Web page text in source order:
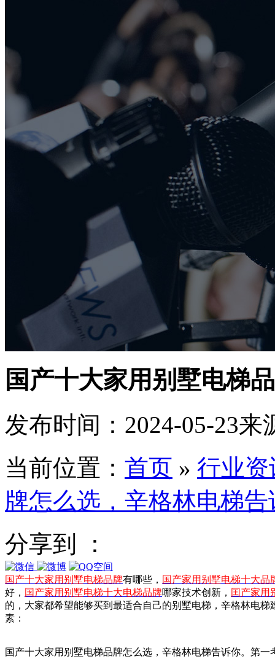
国产十大家用别墅电梯
发布时间：2024-05-23来
当前位置： 首页 » 行业资
牌怎么选，辛格林电梯告
分享到 ：
国产十大家用别墅电梯品牌有哪些， 国产家用别墅电梯十大品
好， 国产家用别墅电梯十大电梯品牌哪家技术创新， 囯产家用
的，大家都希望能够买到最适合自己的别墅电梯，辛格林电
素：
国产十大家用别墅电梯品牌怎么选，辛格林电梯告诉你。第